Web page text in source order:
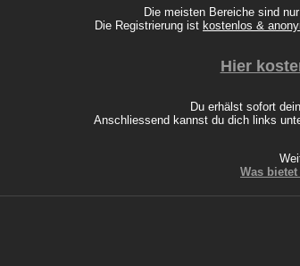
Die meisten Bereiche sind
Die Registrierung ist kostenlos &
Hier
Du erhälst sofort
Anschliessend kannst du dich links
Was